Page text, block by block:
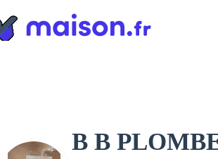
B B